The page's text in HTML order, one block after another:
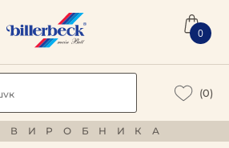
0
(0)
ВИРОБНИКА